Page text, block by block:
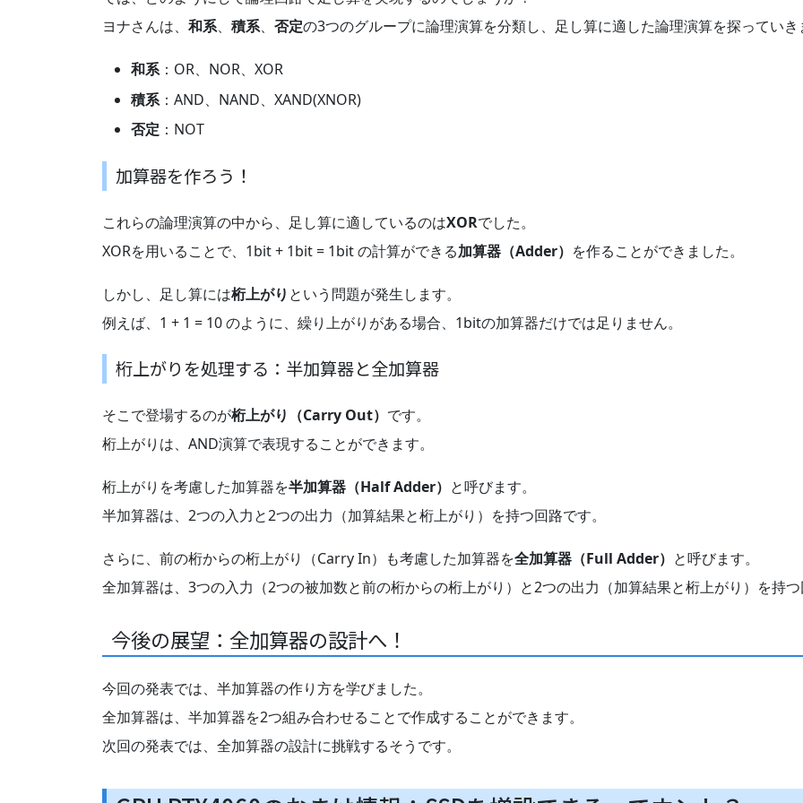
ヨナさんは、 和系、 積系、 否定の3つのグループに論理演算を分類し、足し算に適した論理演算を探っていき
和系：OR、NOR、XOR
積系：AND、NAND、XAND(XNOR)
否定 ：NOT
加算器を作ろう！
これらの論理演算の中から、足し算に適しているのはXORでした。
XORを用いることで、1bit + 1bit = 1bit の計算ができる加算器（Adder） を作ることができました。
しかし、足し算には桁上がり という問題が発生します。
例えば、1 + 1 = 10 のように、繰り上がりがある場合、1bitの加算器だけでは足りません。
桁上がりを処理する：半加算器と全加算器
そこで登場するのが桁上がり（Carry Out） です。
桁上がりは、AND演算で表現することができます。
桁上がりを考慮した加算器を半加算器（Half Adder） と呼びます。
半加算器は、2つの入力と2つの出力（加算結果と桁上がり）を持つ回路です。
さらに、前の桁からの桁上がり（Carry In）も考慮した加算器を全加算器（Full Adder） と呼びます。
全加算器は、3つの入力（2つの被加数と前の桁からの桁上がり）と2つの出力（加算結果と桁上がり）を持
今後の展望：全加算器の設計へ！
今回の発表では、半加算器の作り方を学びました。
全加算器は、半加算器を2つ組み合わせることで作成することができます。
次回の発表では、全加算器の設計に挑戦するそうです。